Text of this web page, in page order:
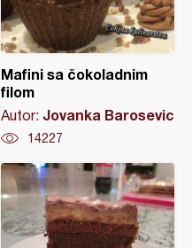
Mafini sa čokoladnim
filom
Autor: Jovanka Barosevic
14227